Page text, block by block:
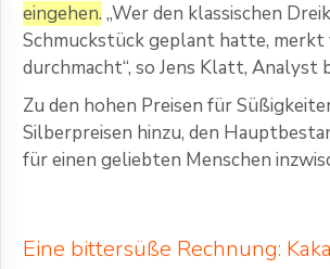
eingehen. „Wer den klassischen
Schmuckstück geplant hatte, merkt
durchmacht“, so Jens Klatt, Analyst
Zu den hohen Preisen für
Silberpreisen hinzu, den
für einen geliebten Menschen
Eine bittersüße Rechnung: